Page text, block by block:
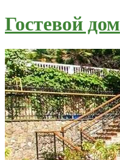
Гостевой дом